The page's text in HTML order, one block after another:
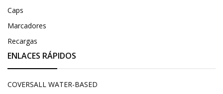
Caps
Marcadores
Recargas
ENLACES RÁPIDOS
COVERSALL WATER-BASED